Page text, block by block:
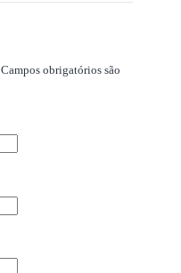
Campos obrigatórios são